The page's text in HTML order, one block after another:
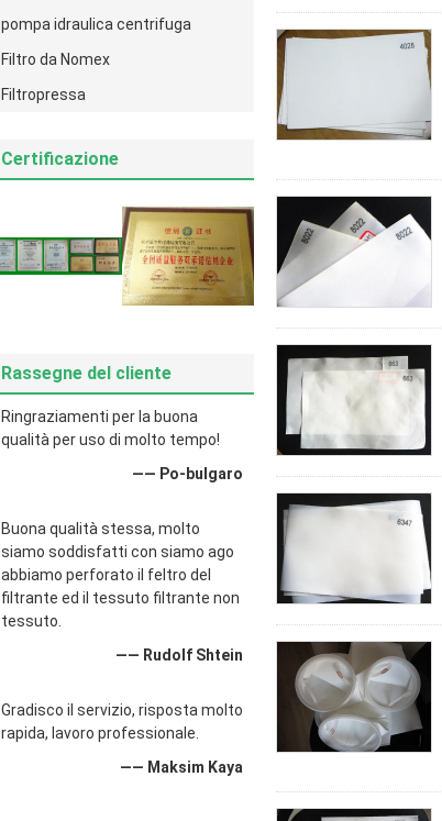
pompa idraulica centrifuga
Filtro da Nomex
Filtropressa
Certificazione
Rassegne del cliente
Ringraziamenti per la buona
qualità per uso di molto tempo!
—— Po-bulgaro
Buona qualità stessa, molto
siamo soddisfatti con siamo ago
abbiamo perforato il feltro del
filtrante ed il tessuto filtrante non
tessuto.
—— Rudolf Shtein
Gradisco il servizio, risposta molto
rapida, lavoro professionale.
—— Maksim Kaya